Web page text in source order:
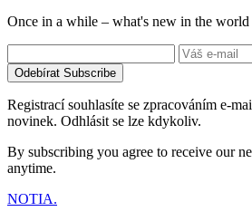
Once in a while – what's new in the
Odebírat Subscribe
Registrací souhlasíte se zpracováním e-
novinek. Odhlásit se lze kdykoliv.
By subscribing you agree to receive our
anytime.
NOTIA.